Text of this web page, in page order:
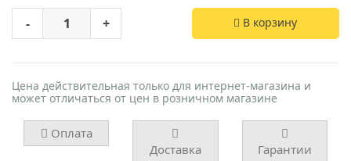
- + В корзину
Цена действительная только для интернет-магазина и
может отличаться от цен в розничном магазине
Оплата
Доставка
Гарантии